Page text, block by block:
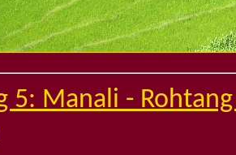
5: Manali -